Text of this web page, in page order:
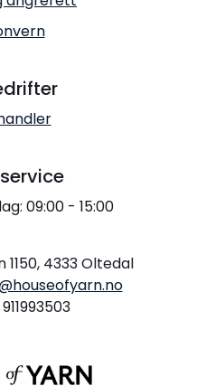
09:00 - 15:00
1150, 4333 Oltedal